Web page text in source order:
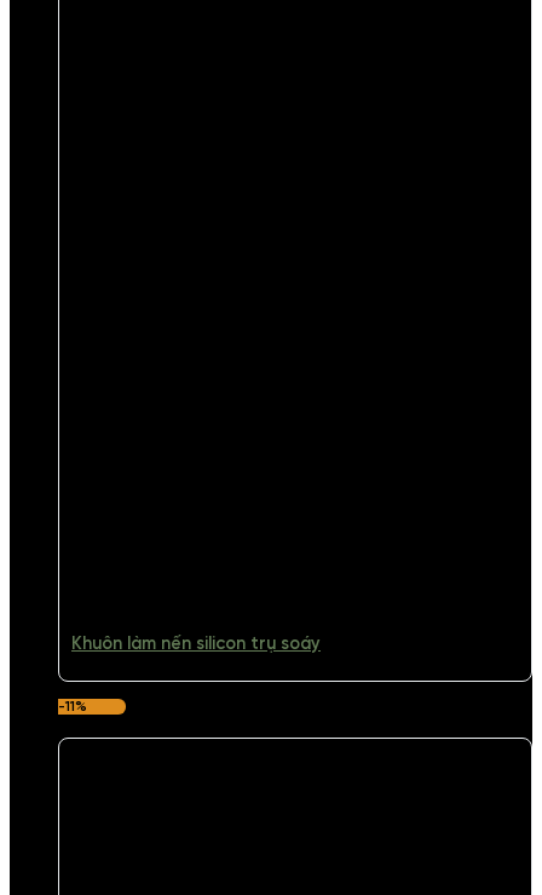
Khuôn làm nến silicon trụ soáy
-11%